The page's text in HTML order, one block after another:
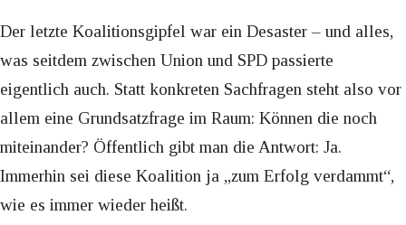
Der letzte Koalitionsgipfel war ein Desaster – und alles,
was seitdem zwischen Union und SPD passierte
eigentlich auch. Statt konkreten Sachfragen steht also vor
allem eine Grundsatzfrage im Raum: Können die noch
miteinander? Öffentlich gibt man die Antwort: Ja.
Immerhin sei diese Koalition ja „zum Erfolg verdammt“,
wie es immer wieder heißt.